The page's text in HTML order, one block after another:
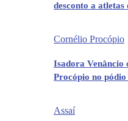
desconto a
Cornélio Procópio
Isadora Venâncio
Procópio no
Assaí